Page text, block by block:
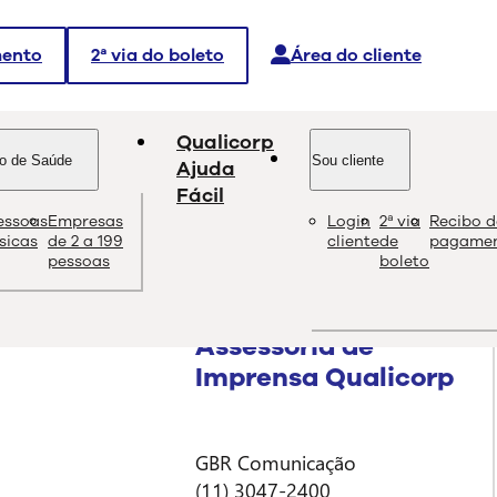
2ª via do boleto Área do cliente
de Saúde
Empresas
de 2 a 199
pessoas
Qualicorp
Ajuda
Fácil
Sou cliente
Login
cliente
2ª via
de
boleto
Recibo
de forma online
Assessoria de
Imprensa Qualicorp
GBR Comunicação
(11) 3047-2400